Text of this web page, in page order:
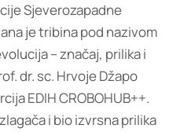
Sjeverozapadne
je tribina pod nazivom
– značaj, prilika i
dr. sc. Hrvoje Džapo
EDIH CROBOHUB++.
i bio izvrsna prilika